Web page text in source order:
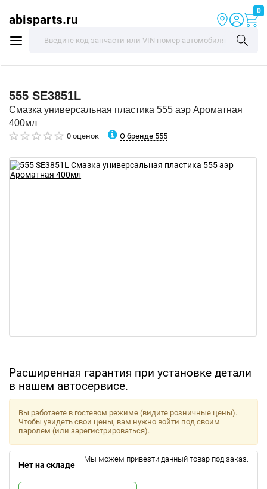
abisparts.ru
0
555 SE3851L
Смазка универсальная пластика 555 аэр Ароматная
400мл
0 оценок О бренде 555
Расширенная гарантия при установке детали
в нашем автосервисе.
Вы работаете в гостевом режиме (видите розничные цены).
Чтобы увидеть свои цены, вам нужно войти под своим
паролем (или зарегистрироваться).
Нет на складе
Мы можем привезти данный товар под заказ.